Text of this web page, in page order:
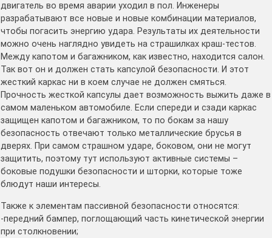
двигатель во время аварии уходил в пол. Инженеры
разрабатывают все новые и новые комбинации материалов,
чтобы погасить энергию удара. Результаты их деятельности
можно очень наглядно увидеть на страшилках краш-тестов.
Между капотом и багажником, как известно, находится салон.
Так вот он и должен стать капсулой безопасности. И этот
жесткий каркас ни в коем случае не должен смяться.
Прочность жесткой капсулы дает возможность выжить даже в
самом маленьком автомобиле. Если спереди и сзади каркас
защищен капотом и багажником, то по бокам за нашу
безопасность отвечают только металлические брусья в
дверях. При самом страшном ударе, боковом, они не могут
защитить, поэтому тут используют активные системы –
боковые подушки безопасности и шторки, которые тоже
блюдут наши интересы.
Также к элементам пассивной безопасности относятся:
-передний бампер, поглощающий часть кинетической энергии
при столкновении;